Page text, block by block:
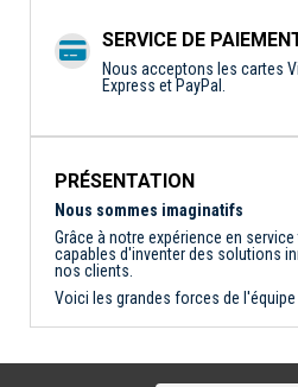
SERVICE DE
Nous acceptons les cartes
Express et PayPal.
PRÉSENTATION
Nous sommes imaginatifs
Grâce à notre expérience en
capables d'inventer des solutions
nos clients.
Voici les grandes forces de l'équipe